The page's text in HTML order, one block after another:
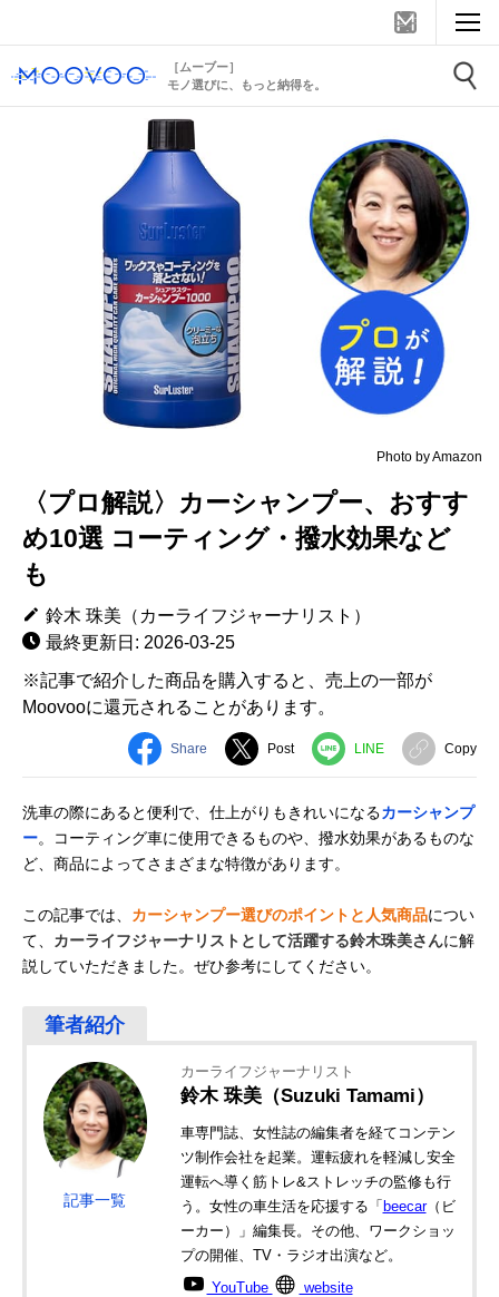
［ムーブー］
モノ選びに、もっと納得を。
Photo by Amazon
〈プロ解説〉カーシャンプー、おすす
め10選 コーティング・撥水効果など
も
鈴木 珠美（カーライフジャーナリスト）
最終更新日: 2026-03-25
※記事で紹介した商品を購入すると、売上の一部が
Moovooに還元されることがあります。
Share Post LINE Copy
洗車の際にあると便利で、仕上がりもきれいになるカーシャンプ
ー。コーティング車に使用できるものや、撥水効果があるものな
ど、商品によってさまざまな特徴があります。
この記事では、 カーシャンプー選びのポイントと人気商品につい
て、 カーライフジャーナリストとして活躍する鈴木珠美さんに解
説していただきました。ぜひ参考にしてください。
記事一覧
カーライフジャーナリスト
鈴木 珠美（Suzuki Tamami）
車専門誌、女性誌の編集者を経てコンテン
ツ制作会社を起業。運転疲れを軽減し安全
運転へ導く筋トレ&ストレッチの監修も行
う。女性の車生活を応援する「 beecar（ビ
ーカー）」編集長。その他、ワークショッ
プの開催、TV・ラジオ出演など。
YouTube website